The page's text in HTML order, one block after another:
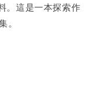
。這是一本探索作
。